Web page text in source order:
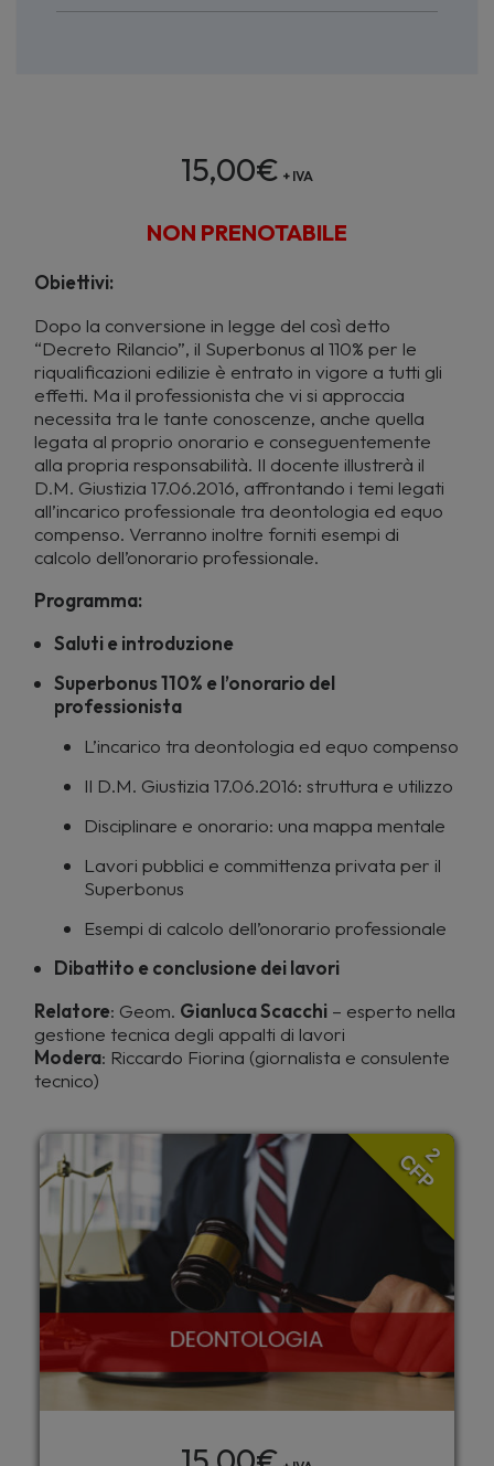
15,00€ + IVA
NON PRENOTABILE
Obiettivi:
Dopo la conversione in legge del così detto
“Decreto Rilancio”, il Superbonus al 110% per le
riqualificazioni edilizie è entrato in vigore a tutti gli
effetti. Ma il professionista che vi si approccia
necessita tra le tante conoscenze, anche quella
legata al proprio onorario e conseguentemente
alla propria responsabilità. Il docente illustrerà il
D.M. Giustizia 17.06.2016, affrontando i temi legati
all’incarico professionale tra deontologia ed equo
compenso. Verranno inoltre forniti esempi di
calcolo dell’onorario professionale.
Programma:
Saluti e introduzione
Superbonus 110% e l’onorario del
professionista
L’incarico tra deontologia ed equo compenso
Il D.M. Giustizia 17.06.2016: struttura e utilizzo
Disciplinare e onorario: una mappa mentale
Lavori pubblici e committenza privata per il
Superbonus
Esempi di calcolo dell’onorario professionale
Dibattito e conclusione dei lavori
Relatore: Geom. Gianluca Scacchi – esperto nella
gestione tecnica degli appalti di lavori
Modera: Riccardo Fiorina (giornalista e consulente
tecnico)
2
CFP